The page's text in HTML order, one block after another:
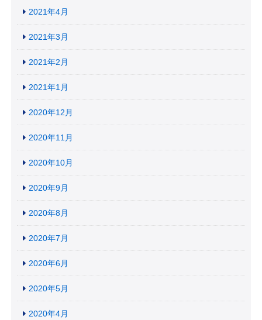
2021年4月
2021年3月
2021年2月
2021年1月
2020年12月
2020年11月
2020年10月
2020年9月
2020年8月
2020年7月
2020年6月
2020年5月
2020年4月